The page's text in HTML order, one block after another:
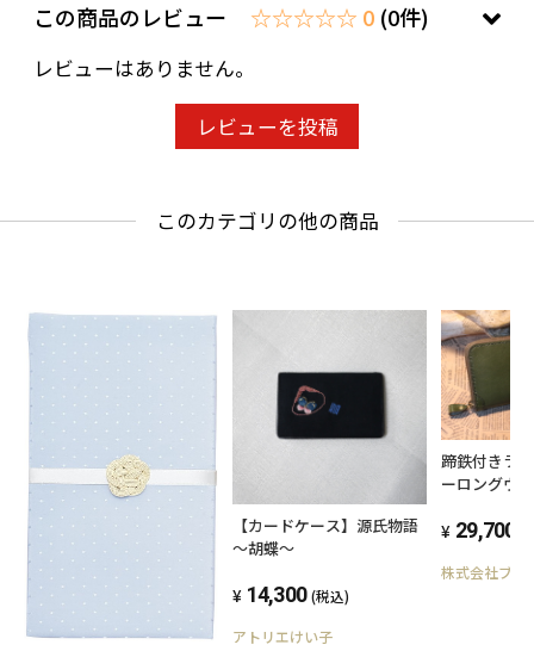
この商品のレビュー ☆☆☆☆☆ 0 (0件)
レビューはありません。
レビューを投稿
このカテゴリの他の商品
【カードケース】源氏物語
～胡蝶～
14,300 (税込)
アトリエけい子
蹄鉄付きラ
ーロングウ
29,700
株式会社ブル